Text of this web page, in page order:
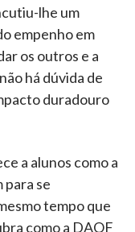
lhe um
empenho em
os outros e a
há dúvida de
duradouro
a alunos como a
para se
tempo que
como a DAOF